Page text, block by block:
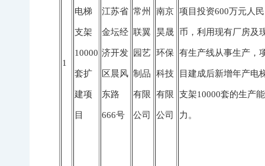
1
电梯
支架
10000
套扩
建项
目
江苏省
金坛经
济开发
区晨风
东路
666号
常州
联翼
园艺
制品
有限
公司
南京
昊晟
环保
科技
有限
公司
项目投资600万元人民
币，利用现有厂房及
有生产线从事生产，
目建成后新增年产电
支架10000套的生产能
力。